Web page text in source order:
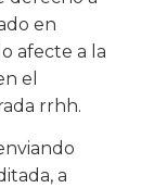
en
afecte a la
el
rrhh.
a